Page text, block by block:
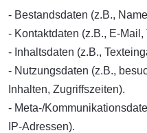
- Bestandsdaten (z.B.,
- Kontaktdaten (z.B., E-Mail,
- Inhaltsdaten (z.B.,
- Nutzungsdaten (z.B.,
Inhalten, Zugriffszeiten).
- Meta-/
IP-Adressen).